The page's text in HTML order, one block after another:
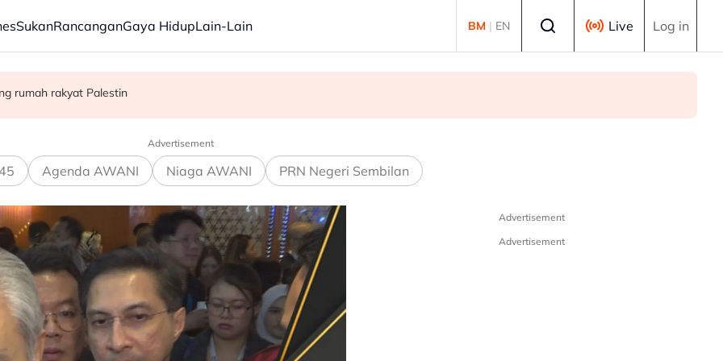
SukanRancanganGaya HidupLain-Lain BM | EN Live Log in
dieksport ke Israel
rumah rakyat Palestin
bukti ketegasan Malaysia - PM Anwar
Advertisement
Agenda AWANI Niaga AWANI PRN Negeri Sembilan
Advertisement
Advertisement